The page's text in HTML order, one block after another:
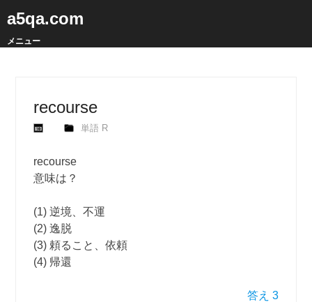
a5qa.com
メニュー
recourse
単語 R
recourse
意味は？
(1) 逆境、不運
(2) 逸脱
(3) 頼ること、依頼
(4) 帰還
答え 3